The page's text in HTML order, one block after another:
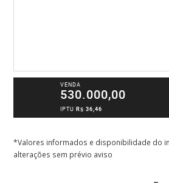
VENDA
530.000,00
IPTUR$ 36,46
*Valores informados e disponibilidade do
alterações sem prévio aviso